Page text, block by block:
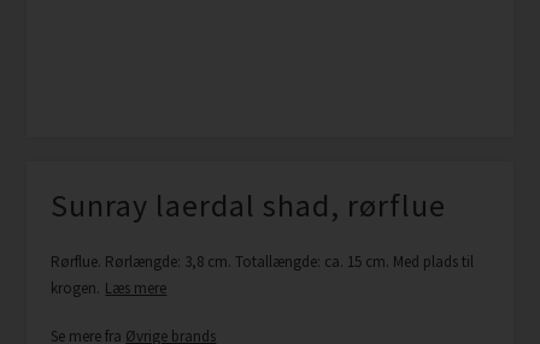
Sunray laerdal shad, rørflue
Rørflue. Rørlængde: 3,8 cm. Totallængde: ca. 15 cm. Med plads til
krogen. Læs mere
Se mere fra Øvrige brands